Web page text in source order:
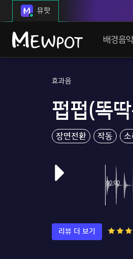
뮤팟
배경음악
효과음
펍펍(똑
장면전환 작동 소
리뷰 더 보기